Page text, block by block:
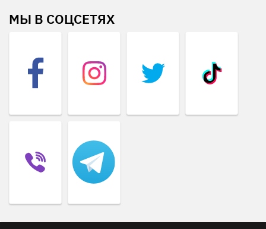
МЫ В СОЦСЕТЯХ